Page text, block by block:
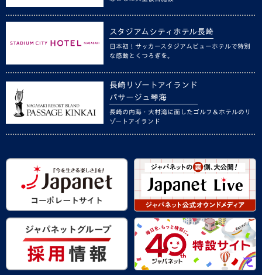
スタジアムシティホテル長崎
日本初！サッカースタジアムビューホテルで特別
な感動とくつろぎを。
長崎リゾートアイランド
パサージュ琴海
長崎の内海・大村湾に面したゴルフ＆ホテルのリ
ゾートアイランド